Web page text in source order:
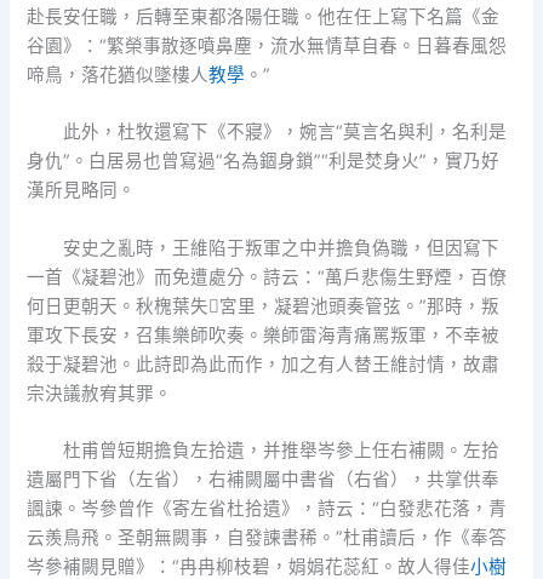
赴長安任職，后轉至東都洛陽任職。他在任上寫下名篇《金
谷園》：“繁榮事散逐噴鼻塵，流水無情草自春。日暮春風怨
啼鳥，落花猶似墜樓人教學 。”
此外，杜牧還寫下《不寢》，婉言“莫言名與利，名利是
身仇”。白居易也曾寫過“名為錮身鎖”“利是焚身火”，實乃好
漢所見略同。
安史之亂時，王維陷于叛軍之中并擔負偽職，但因寫下
一首《凝碧池》而免遭處分。詩云：“萬戶悲傷生野煙，百僚
何日更朝天。秋槐葉失宮里，凝碧池頭奏管弦。”那時，叛
軍攻下長安，召集樂師吹奏。樂師雷海青痛罵叛軍，不幸被
殺于凝碧池。此詩即為此而作，加之有人替王維討情，故肅
宗決議赦宥其罪。
杜甫曾短期擔負左拾遺，并推舉岑參上任右補闕。左拾
遺屬門下省（左省），右補闕屬中書省（右省），共掌供奉
諷諫。岑參曾作《寄左省杜拾遺》，詩云：“白發悲花落，青
云羨鳥飛。圣朝無闕事，自發諫書稀。”杜甫讀后，作《奉答
岑參補闕見贈》：“冉冉柳枝碧，娟娟花蕊紅。故人得佳小樹